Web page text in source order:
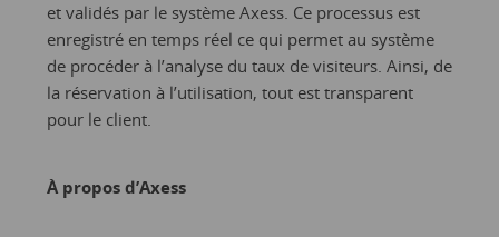
et validés par le système Axess. Ce processus est
enregistré en temps réel ce qui permet au système
de procéder à l’analyse du taux de visiteurs. Ainsi, de
la réservation à l’utilisation, tout est transparent
pour le client.
À propos d’Axess